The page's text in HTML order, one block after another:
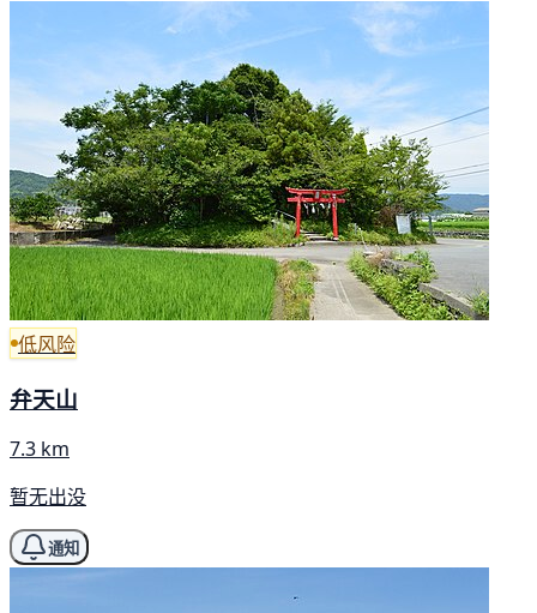
低风险
弁天山
7.3 km
暂无出没
通知